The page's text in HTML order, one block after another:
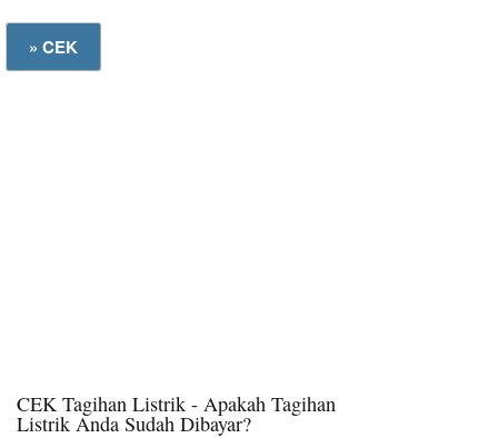
CEK Tagihan Listrik - Apakah Tagihan
Listrik Anda Sudah Dibayar?